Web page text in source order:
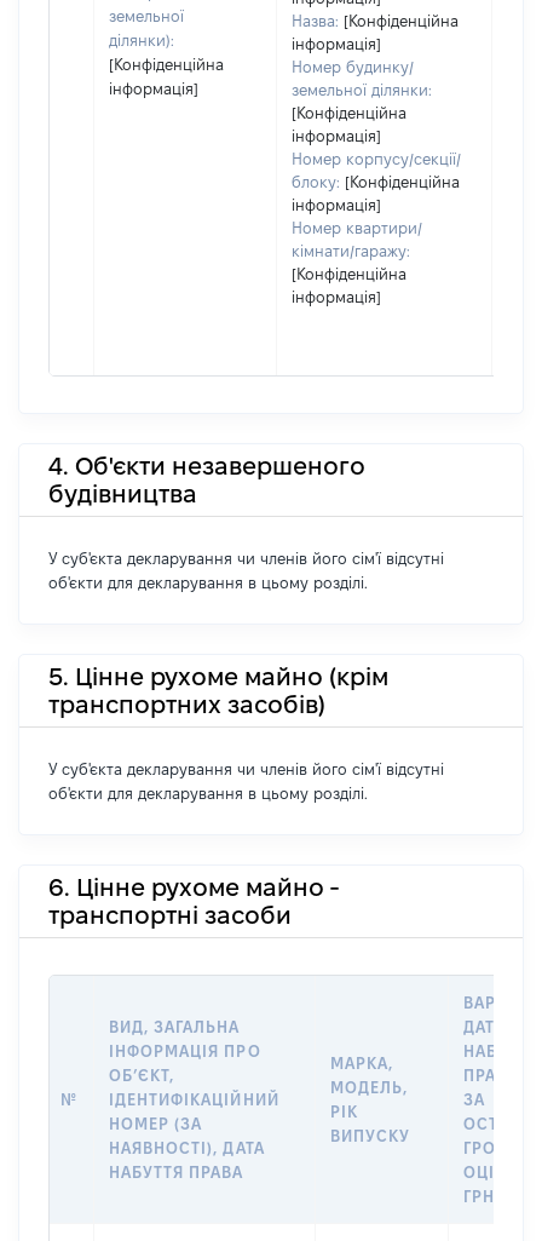
земельної
ділянки):
[Конфіденційна
інформація]
Назва: [Конфіденційна
інформація]
Номер будинку/
земельної ділянки:
[Конфіденційна
інформація]
Номер корпусу/секції/
блоку: [Конфіденційна
інформація]
Номер квартири/
кімнати/гаражу:
[Конфіденційна
інформація]
4. Об'єкти незавершеного
будівництва
У суб'єкта декларування чи членів його сім'ї відсутні
об'єкти для декларування в цьому розділі.
5. Цінне рухоме майно (крім
транспортних засобів)
У суб'єкта декларування чи членів його сім'ї відсутні
об'єкти для декларування в цьому розділі.
6. Цінне рухоме майно -
транспортні засоби
№
ВИД, ЗАГАЛЬНА
ІНФОРМАЦІЯ ПРО
ОБʼЄКТ,
ІДЕНТИФІКАЦІЙНИЙ
НОМЕР (ЗА
НАЯВНОСТІ), ДАТА
НАБУТТЯ ПРАВА
МАРКА,
МОДЕЛЬ,
РІК
ВИПУСКУ
ДАТУ
НАБУТТЯ
ПРАВА
ЗА
ГРН